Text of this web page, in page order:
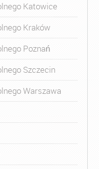
Katowice
Kraków
Poznań
Szczecin
Warszawa